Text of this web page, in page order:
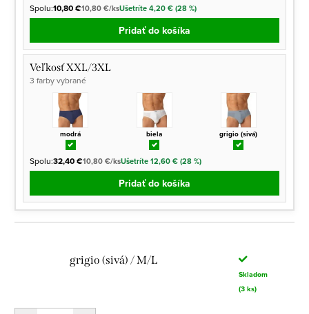
Spolu:10,80 €10,80 €/ksUšetríte 4,20 € (28 %)
Pridať do košíka
Veľkosť XXL/3XL
3 farby vybrané
modrá biela grigio (sivá)
Spolu:32,40 €10,80 €/ksUšetríte 12,60 € (28 %)
Pridať do košíka
grigio (sivá) / M/L
Skladom
(3 ks)